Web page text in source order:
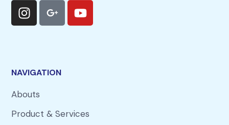
NAVIGATION
Abouts
Product & Services